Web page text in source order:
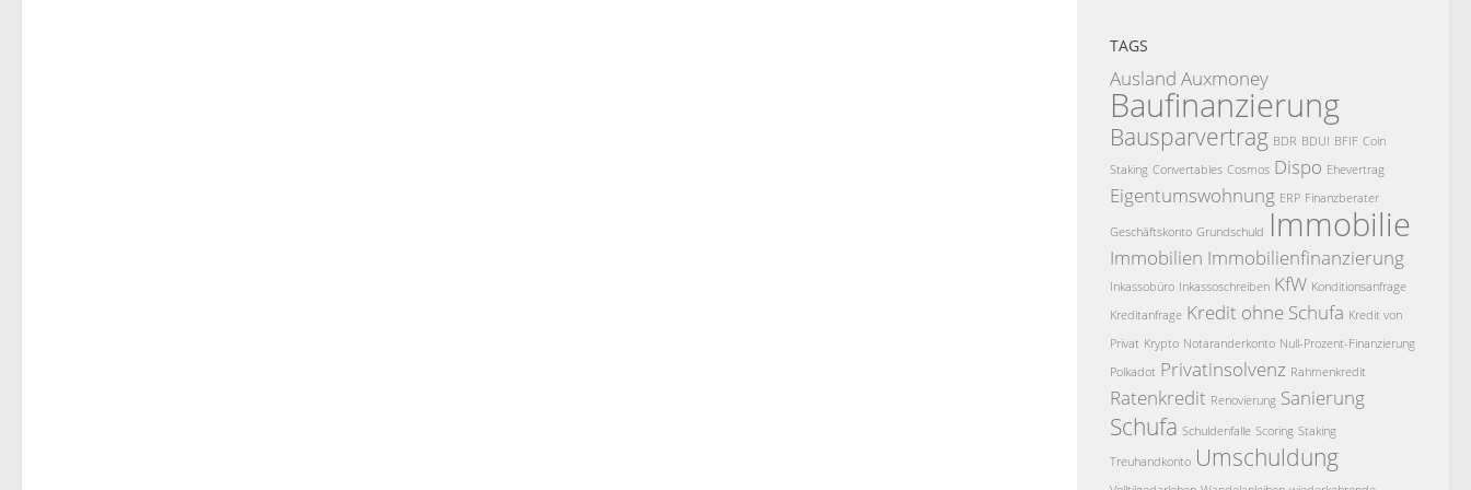
TAGS
Ausland Auxmoney
Baufinanzierung
Bausparvertrag BDR BDUI BFIF Coin
Staking Convertables Cosmos Dispo Ehevertrag
Eigentumswohnung ERP Finanzberater
Geschäftskonto Grundschuld Immobilie
Immobilien Immobilienfinanzierung
Inkassobüro Inkassoschreiben KfW Konditionsanfrage
Kreditanfrage Kredit ohne Schufa Kredit von
Privat Krypto Notaranderkonto Null-Prozent-Finanzierung
Polkadot Privatinsolvenz Rahmenkredit
Ratenkredit Renovierung Sanierung
Schufa Schuldenfalle Scoring Staking
Treuhandkonto Umschuldung